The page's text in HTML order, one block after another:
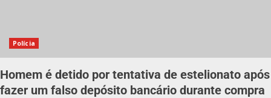
Polícia
Homem é detido por tentativa de estelionato após
fazer um falso depósito bancário durante compra